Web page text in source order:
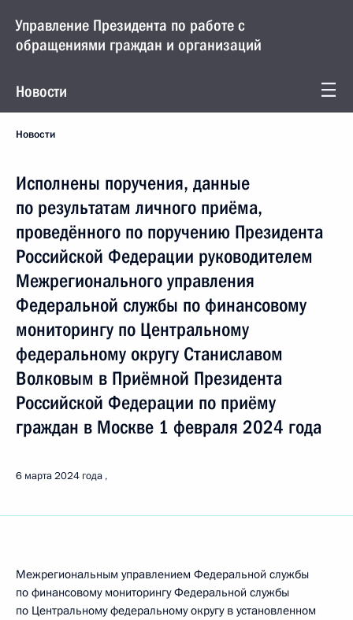
Управление Президента по работе с
обращениями граждан и организаций
Новости
Новости
Исполнены поручения, данные
по результатам личного приёма,
проведённого по поручению Президента
Российской Федерации руководителем
Межрегионального управления
Федеральной службы по финансовому
мониторингу по Центральному
федеральному округу Станиславом
Волковым в Приёмной Президента
Российской Федерации по приёму
граждан в Москве 1 февраля 2024 года
6 марта 2024 года
Межрегиональным управлением Федеральной службы
по финансовому мониторингу Федеральной службы
по Центральному федеральному округу в установленном